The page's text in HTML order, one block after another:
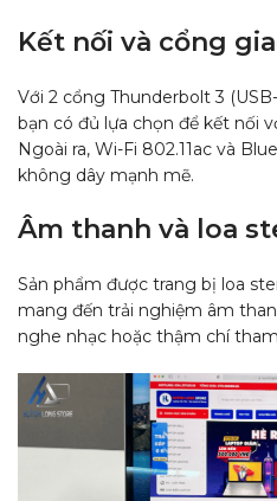
Kết nối và cổng
Với 2 cổng Thunderbolt 3
bạn có đủ lựa chọn để kết nối
Ngoài ra, Wi-Fi 802.11ac và
không dây mạnh mẽ.
Âm thanh và loa
Sản phẩm được trang bị loa
mang đến trải nghiệm âm
nghe nhạc hoặc thậm chí